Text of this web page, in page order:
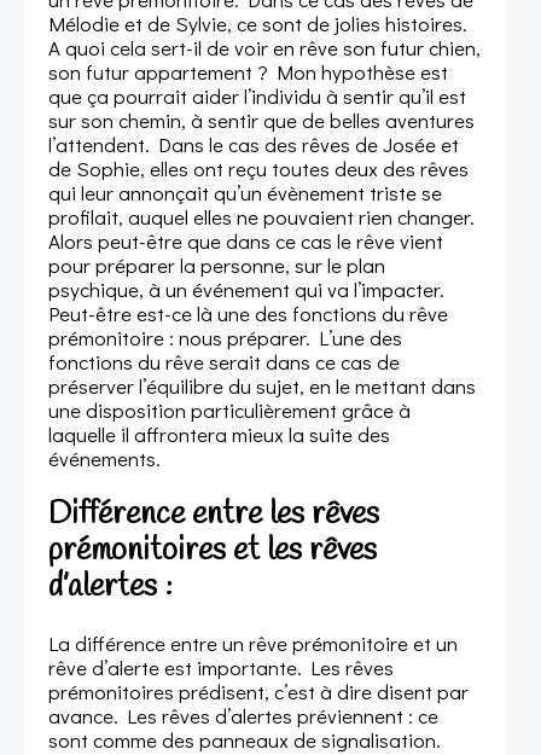
Mélodie et de Sylvie, ce sont de jolies histoires.
A quoi cela sert-il de voir en rêve son futur chien,
son futur appartement ? Mon hypothèse est
que ça pourrait aider l’individu à sentir qu’il est
sur son chemin, à sentir que de belles aventures
l’attendent. Dans le cas des rêves de Josée et
de Sophie, elles ont reçu toutes deux des rêves
qui leur annonçait qu’un évènement triste se
profilait, auquel elles ne pouvaient rien changer.
Alors peut-être que dans ce cas le rêve vient
pour préparer la personne, sur le plan
psychique, à un événement qui va l’impacter.
Peut-être est-ce là une des fonctions du rêve
prémonitoire : nous préparer. L’une des
fonctions du rêve serait dans ce cas de
préserver l’équilibre du sujet, en le mettant dans
une disposition particulièrement grâce à
laquelle il affrontera mieux la suite des
événements.
Différence entre les rêves
prémonitoires et les rêves
d’alertes :
La différence entre un rêve prémonitoire et un
rêve d’alerte est importante. Les rêves
prémonitoires prédisent, c’est à dire disent par
avance. Les rêves d’alertes préviennent : ce
sont comme des panneaux de signalisation.